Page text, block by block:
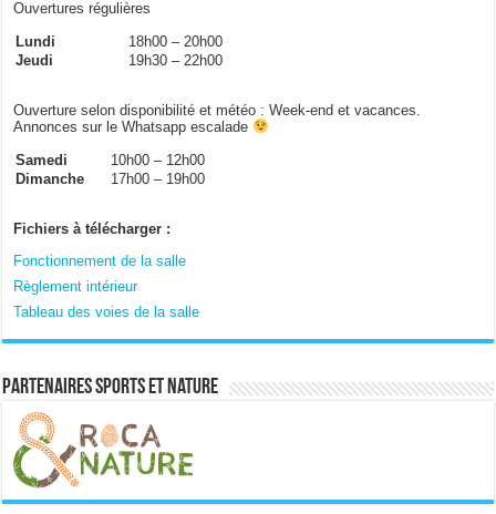
Ouvertures régulières
Lundi
18h00 – 20h00
Jeudi
19h30 – 22h00
Ouverture selon disponibilité et météo : Week-end et vacances.
Annonces sur le Whatsapp escalade
Samedi
10h00 – 12h00
Dimanche
17h00 – 19h00
Fichiers à télécharger :
Fonctionnement de la salle
Règlement intérieur
Tableau des voies de la salle
Partenaires sports et nature